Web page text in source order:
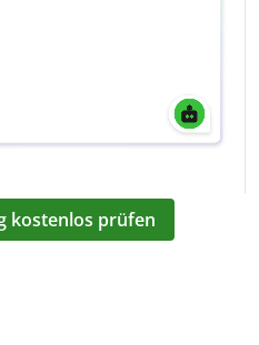
kostenlos prüfen